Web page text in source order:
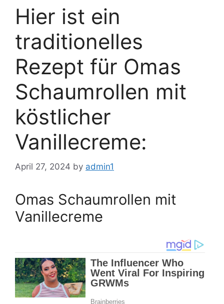
Hier ist ein
traditionelles
Rezept für Omas
Schaumrollen mit
köstlicher
Vanillecreme:
April 27, 2024 by admin1
Omas Schaumrollen mit
Vanillecreme